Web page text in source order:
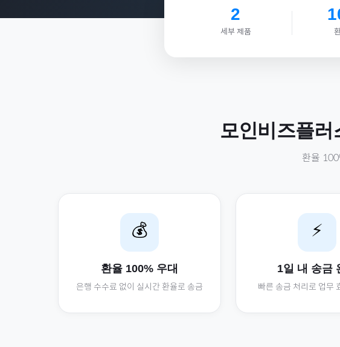
2
세부 제품
모인비즈플러
환율
💰
환율 100% 우대
은행 수수료 없이 실시간 환율로 송금
⚡
1일 내 송금
빠른 송금 처리로 업무